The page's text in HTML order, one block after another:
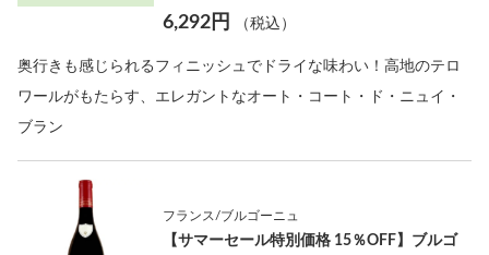
6,292円 （税込）
奥行きも感じられるフィニッシュでドライな味わい！高地のテロ
ワールがもたらす、エレガントなオート・コート・ド・ニュイ・
ブラン
フランス/ブルゴーニュ
【サマーセール特別価格 15％OFF】ブルゴ